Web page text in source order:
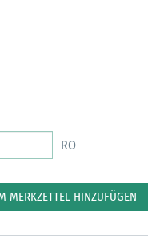
RO
MERKZETTEL HINZUFÜGEN